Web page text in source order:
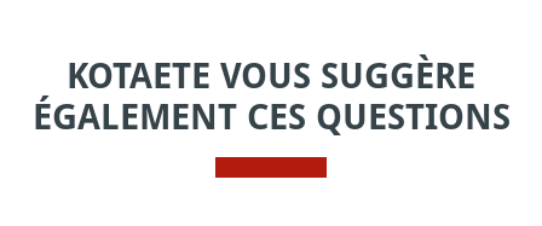
KOTAETE VOUS SUGGÈRE
ÉGALEMENT CES QUESTIONS